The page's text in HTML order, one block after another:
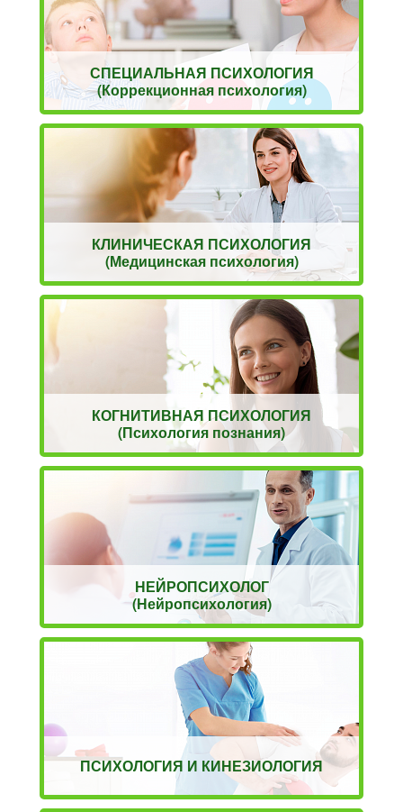
СПЕЦИАЛЬНАЯ ПСИХОЛОГИЯ
(Коррекционная психология)
КЛИНИЧЕСКАЯ ПСИХОЛОГИЯ
(Медицинская психология)
КОГНИТИВНАЯ ПСИХОЛОГИЯ
(Психология познания)
НЕЙРОПСИХОЛОГ
(Нейропсихология)
ПСИХОЛОГИЯ И КИНЕЗИОЛОГИЯ